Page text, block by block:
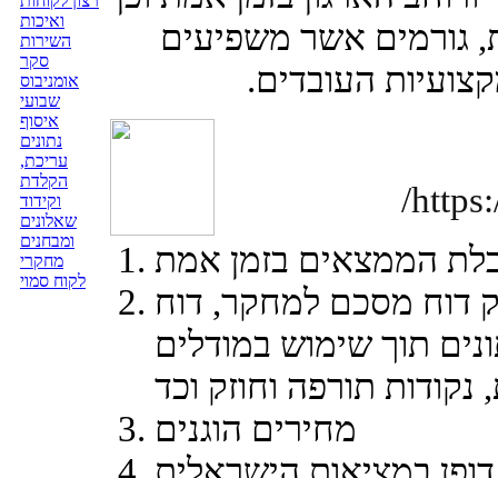
ואיכות
השירות
סקר
אומניבוס
שבועי
איסוף
נתונים
עריכת,
הקלדת
וקידוד
שאלונים
ומבחנים
מחקרי
לקוח סמוי
גורמים אשר משפיעים
העובדים.
דוח מסכם למחקר, דוח
תוך שימוש במודלים
מחירים הוגנים